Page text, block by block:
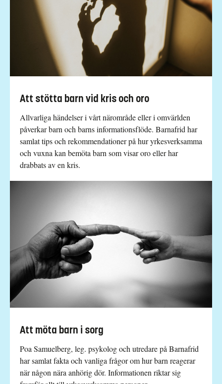
Att stötta barn vid kris och oro
Allvarliga händelser i vårt närområde eller i omvärlden
påverkar barn och barns informationsflöde. Barnafrid har
samlat tips och rekommendationer på hur yrkesverksamma
och vuxna kan bemöta barn som visar oro eller har
drabbats av en kris.
Att möta barn i sorg
Poa Samuelberg, leg. psykolog och utredare på Barnafrid
har samlat fakta och vanliga frågor om hur barn reagerar
när någon nära anhörig dör. Informationen riktar sig